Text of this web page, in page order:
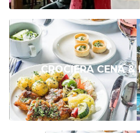
CROCIERA CENA &